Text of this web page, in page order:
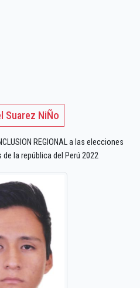
Suarez NiÑo
REGIONAL a las elecciones
la república del Perú 2022